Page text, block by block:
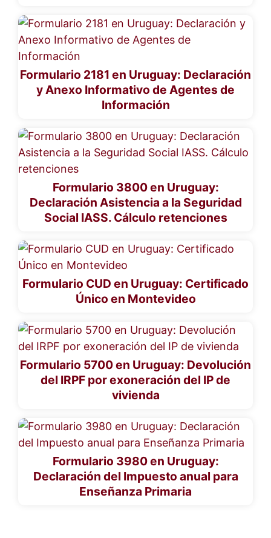
Formulario 2181 en Uruguay: Declaración
y Anexo Informativo de Agentes de
Información
Formulario 3800 en Uruguay:
Declaración Asistencia a la Seguridad
Social IASS. Cálculo retenciones
Formulario CUD en Uruguay: Certificado
Único en Montevideo
Formulario 5700 en Uruguay: Devolución
del IRPF por exoneración del IP de
vivienda
Formulario 3980 en Uruguay:
Declaración del Impuesto anual para
Enseñanza Primaria